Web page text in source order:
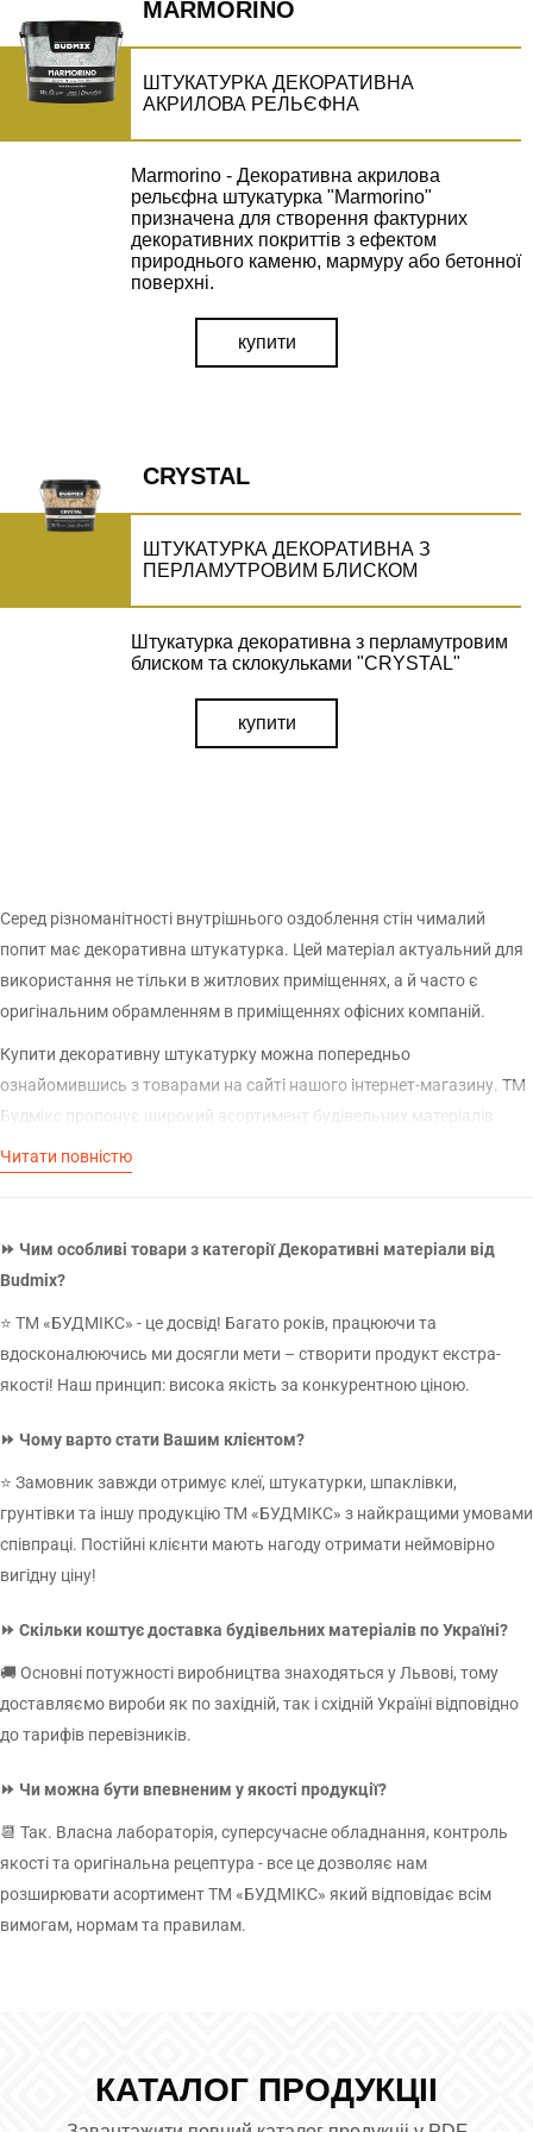
MARMORINO
ШТУКАТУРКА ДЕКОРАТИВНА
АКРИЛОВА РЕЛЬЄФНА
Marmorino - Декоративна акрилова
рельєфна штукатурка "Marmorino"
призначена для створення фактурних
декоративних покриттів з ефектом
природнього каменю, мармуру або бетонної
поверхні.
купити
CRYSTAL
ШТУКАТУРКА ДЕКОРАТИВНА З
ПЕРЛАМУТРОВИМ БЛИСКОМ
Штукатурка декоративна з перламутровим
блиском та склокульками "CRYSTAL"
купити
Серед різноманітності внутрішнього оздоблення стін чималий
попит має декоративна штукатурка. Цей матеріал актуальний для
використання не тільки в житлових приміщеннях, а й часто є
оригінальним обрамленням в приміщеннях офісних компаній.
Купити декоративну штукатурку можна попередньо
ознайомившись з товарами на сайті нашого інтернет-магазину. ТМ
Будмікс пропонує широкий асортимент будівельних матеріалів
власного виробництва, які можна замовити з доставкою по Україні
за максимально доступними цінами.
декоративної штукатурки?
декоративну штукатурку, попередньо слід розрахувати, скільки
матеріалу піде на покриття. Залежно від того, який ефект малюнку
ви хочете отримати, вартість матеріалу буде різною. Серед
Ефект зрізу дерева;
Ефект іржі;
досягти, застосовуючи декоративну штукатурку. Отримати
докладну інформацію щодо актуальних цін, ви можете в каталозі на
Що краще шпалери чи декоративна штукатурка?
Наклеювання шпалер – бюджетний та найпоширеніший варіант
досвіду, споживачі можуть впоратися з цією роботою, що не можна
сказати про нанесення декоративної штукатурки. Цей матеріал
коштує в рази дорожче та потребує спеціальних навичок. Крім
того, основною перевагою останнього варіанту є те, що
Розчин наносять після того, як повністю підготовлені стіни. Для
початку їх вирівнюють та наносять ґрунтовку, що сприяє добрій
Читати повністю
⏩ Чим особливі товари з категорії Декоративні матеріали від
Budmix?
⭐ ТМ «БУДМІКС» - це досвід! Багато років, працюючи та
вдосконалюючись ми досягли мети – створити продукт екстра-
якості! Наш принцип: висока якість за конкурентною ціною.
⏩ Чому варто стати Вашим клієнтом?
⭐ Замовник завжди отримує клеї, штукатурки, шпаклівки,
грунтівки та іншу продукцію ТМ «БУДМІКС» з найкращими умовами
співпраці. Постійні клієнти мають нагоду отримати неймовірно
вигідну ціну!
⏩ Скільки коштує доставка будівельних матеріалів по Україні?
🚚 Основні потужності виробництва знаходяться у Львові, тому
доставляємо вироби як по західній, так і східній Україні відповідно
до тарифів перевізників.
⏩ Чи можна бути впевненим у якості продукції?
📆 Так. Власна лабораторія, суперсучасне обладнання, контроль
якості та оригінальна рецептура - все це дозволяє нам
розширювати асортимент ТМ «БУДМІКС» який відповідає всім
вимогам, нормам та правилам.
КАТАЛОГ ПРОДУКЦІІ